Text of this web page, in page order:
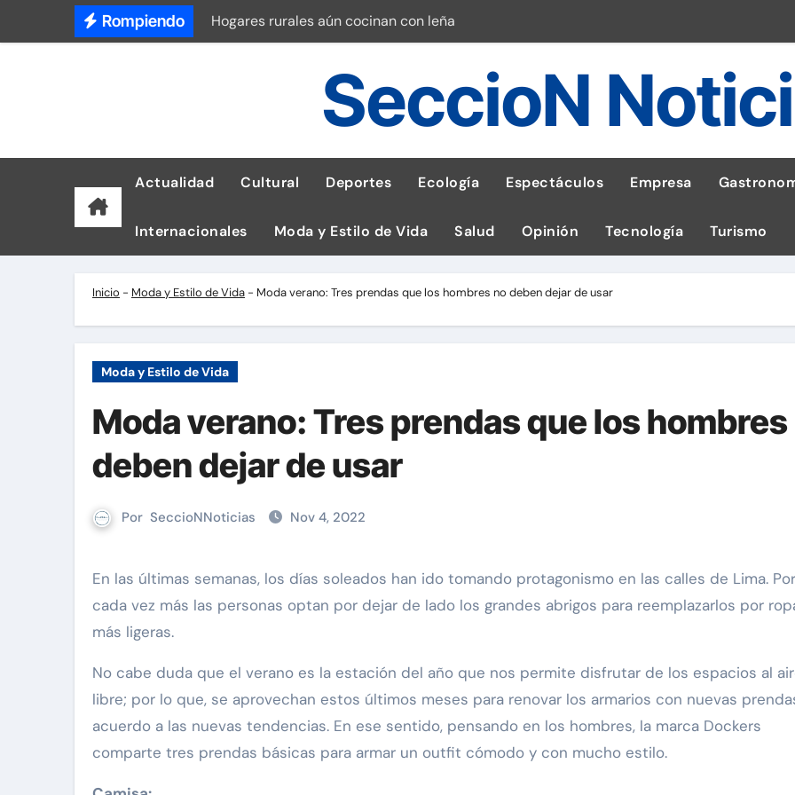
Rompiendo
Hogares rurales aún cocinan con leña
Tetra Pak reduce un 56% de emisiones de GEI en sus operaciones
Recuperación de línea tras robo de celular según OSIPTEL
Dudas sobre lactancia materna: guía para las familias
Así luce el reloj de G-SHOCK inspirado en la fuerza de un volcán
Ataques de phishing a empresas en Latam
SeccioN
Actualidad Cultural Deportes Ecología Espectáculos Empresa
Internacionales Moda y Estilo de Vida Salud Opinión Tecnología Turismo
Inicio - Moda y Estilo de Vida - Moda verano: Tres prendas que los hombres no deben dejar de usar
Moda y Estilo de Vida
Moda verano: Tres prendas que los hombres
deben dejar de usar
Por SeccioNNoticias Nov 4, 2022
En las últimas semanas, los días soleados han ido tomando protagonismo en las calles de Lima. Por ello,
cada vez más las personas optan por dejar de lado los grandes abrigos para reemplazarlos por
más ligeras.
No cabe duda que el verano es la estación del año que nos permite disfrutar de los espacios al
libre; por lo que, se aprovechan estos últimos meses para renovar los armarios con nuevas
acuerdo a las nuevas tendencias. En ese sentido, pensando en los hombres, la marca Dockers
comparte tres prendas básicas para armar un outfit cómodo y con mucho estilo.